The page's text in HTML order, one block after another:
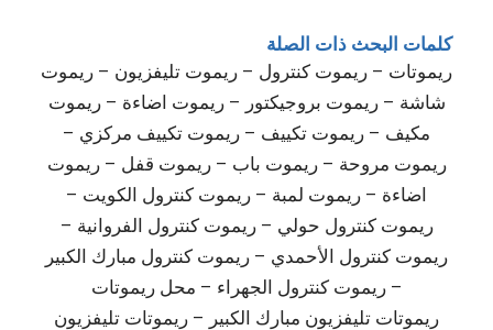
كلمات البحث ذات الصلة
ريموتات – ريموت كنترول – ريموت تليفزيون – ريموت
شاشة – ريموت بروجيكتور – ريموت اضاءة – ريموت
مكيف – ريموت تكييف – ريموت تكييف مركزي –
ريموت مروحة – ريموت باب – ريموت قفل – ريموت
اضاءة – ريموت لمبة – ريموت كنترول الكويت –
ريموت كنترول حولي – ريموت كنترول الفروانية –
ريموت كنترول الأحمدي – ريموت كنترول مبارك الكبير
– ريموت كنترول الجهراء – محل ريموتات
ريموتات تليفزيون مبارك الكبير – ريموتات تليفزيون